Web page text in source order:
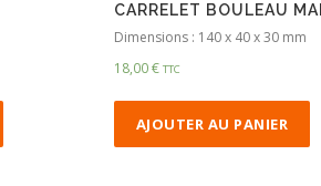
CARRELET BOULEAU
Dimensions : 140 x 40 x 30 mm
18,00€ TTC
AJOUTER AU PANIER